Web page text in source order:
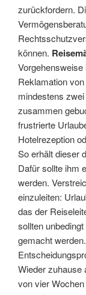
zurückfordern.
können.
Reklamation
mindestens
zusammen
frustrierte
Hotelrezeption
So erhält dieser
Dafür sollte ihm
werden.
einzuleiten:
das der
sollten
gemacht
Wieder zuhause
von vier